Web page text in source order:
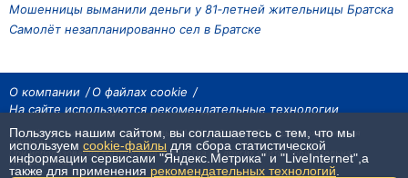
Мошенницы выманили деньги у 81‑летней жительницы Братска
Самолёт незапланированно сел в Братске
О компании
О файлах cookie
На сайте используются рекомендательные технологии
На сайте размещаются материалы ИА «Наш Север». Все права охраняются
законом.
При использовании материалов агентства на других сайтах, обязательна
гиперссылка.
Пользуясь нашим сайтом, вы соглашаетесь с тем, что мы
используем cookie-файлы для сбора статистической
информации сервисами "Яндекс.Метрика" и "LiveInternet",а
также для применения рекомендательных технологий